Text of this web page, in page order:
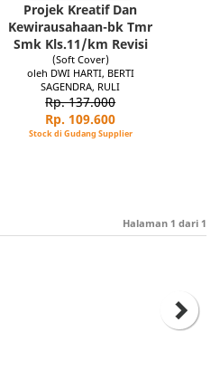
Projek Kreatif Dan
Kewirausahaan-bk Tmr
Smk Kls.11/km Revisi
(Soft Cover)
oleh DWI HARTI, BERTI
SAGENDRA, RULI
Rp. 137.000
Rp. 109.600
Stock di Gudang Supplier
Halaman 1 dari 1